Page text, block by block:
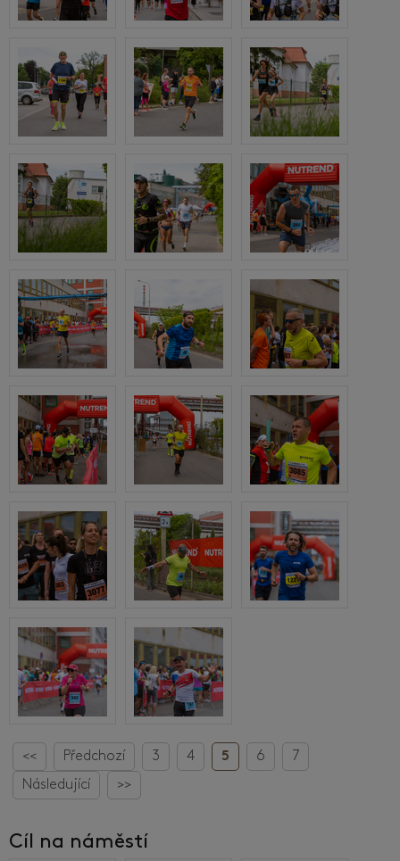
<< Předchozí 3 4 5 6
7
Následující
>>
Cíl na náměstí